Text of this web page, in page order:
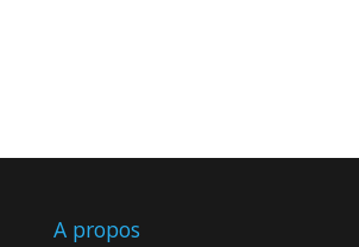
A propos